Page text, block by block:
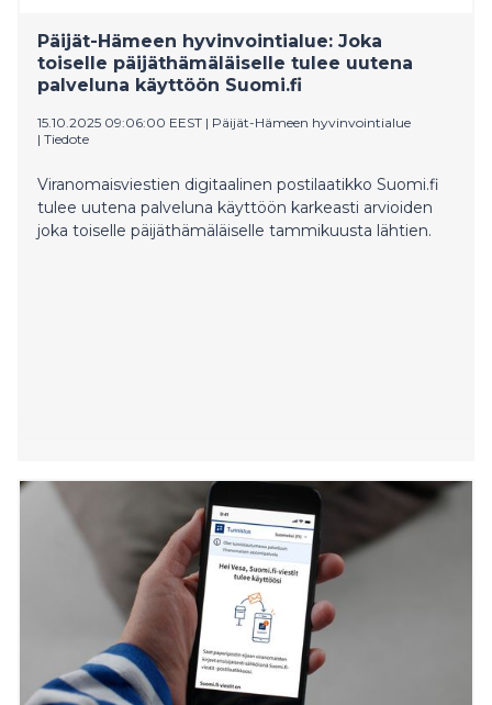
Päijät-Hämeen hyvinvointialue: Joka
toiselle päijäthämäläiselle tulee uutena
palveluna käyttöön Suomi.fi
15.10.2025 09:06:00 EEST | Päijät-Hämeen hyvinvointialue
| Tiedote
Viranomaisviestien digitaalinen postilaatikko Suomi.fi
tulee uutena palveluna käyttöön karkeasti arvioiden
joka toiselle päijäthämäläiselle tammikuusta lähtien.